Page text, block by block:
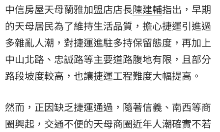
中信房屋天母蘭雅加盟店店長陳建輔指出，早期
的天母居民為了維持生活品質，擔心捷運引進過
多雜亂人潮，對捷運進駐多持保留態度，再加上
中山北路、忠誠路等主要道路腹地有限，且部分
路段坡度較高，也讓捷運工程難度大幅提高。
然而，正因缺乏捷運通過，隨著信義、南西等商
圈興起，交通不便的天母商圈近年人潮確實不若